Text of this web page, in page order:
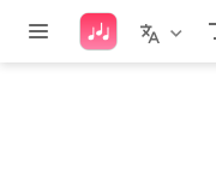
メインコンテンツへスキップ